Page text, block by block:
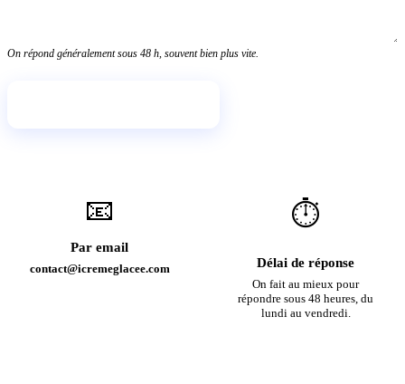
On répond généralement sous 48 h, souvent bien plus vite.
📧
Par email
contact@icremeglacee.com
⏱️
Délai de réponse
On fait au mieux pour
répondre sous 48 heures, du
lundi au vendredi.